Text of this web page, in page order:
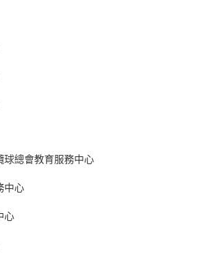
球總會教育服務中心
中心
心